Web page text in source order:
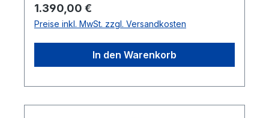
100 - 120m Folie pro Kilogramm Rollen im
stabilen Karton Alle Rollen sind in Kartons
zu je 6 Stück Lieferumfang: 288 Rollen
Regulärer Preis:
1.390,00 €
Preise inkl. MwSt. zzgl. Versandkosten
In den Warenkorb